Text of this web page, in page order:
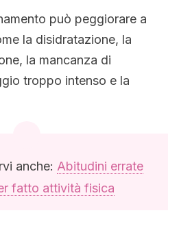
può peggiorare a
la disidratazione, la
la mancanza di
troppo intenso e la
anche: Abitudini errate
fatto attività fisica